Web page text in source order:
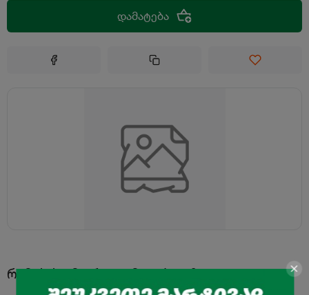
დამატება
რამეს ხომ არ დაამატებდი?